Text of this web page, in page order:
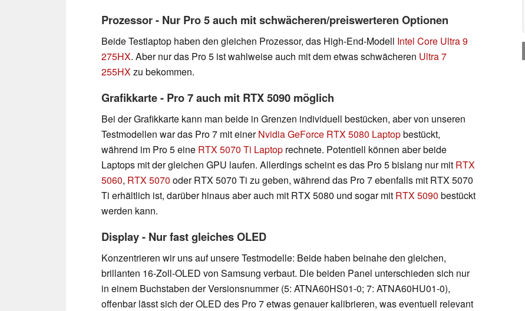
Prozessor - Nur Pro 5 auch mit schwächeren/preiswerteren Optionen
Beide Testlaptop haben den gleichen Prozessor, das High-End-Modell Intel Core Ultra 9
275HX. Aber nur das Pro 5 ist wahlweise auch mit dem etwas schwächeren Ultra 7
255HXzu bekommen.
Grafikkarte - Pro 7 auch mit RTX 5090 möglich
Bei der Grafikkarte kann man beide in Grenzen individuell bestücken, aber von unseren
Testmodellen war das Pro 7 mit einerNvidia GeForce RTX 5080 Laptopbestückt,
während im Pro 5 eine RTX 5070 Ti Laptop rechnete. Potentiell können aber beide
Laptops mit der gleichen GPU laufen. Allerdings scheint es das Pro 5 bislang nur mit RTX
5060, RTX 5070 oder RTX 5070 Ti zu geben, während das Pro 7 ebenfalls mit RTX 5070
Ti erhältlich ist, darüber hinaus aber auch mit RTX 5080 und sogar mit RTX 5090 bestückt
werden kann.
Display - Nur fast gleiches OLED
Konzentrieren wir uns auf unsere Testmodelle: Beide haben beinahe den gleichen,
brillanten 16-Zoll-OLED von Samsung verbaut. Die beiden Panel unterschieden sich nur
in einem Buchstaben der Versionsnummer (5: ATNA60HS01-0; 7: ATNA60HU01-0),
offenbar lässt sich der OLED des Pro 7 etwas genauer kalibrieren, was eventuell relevant